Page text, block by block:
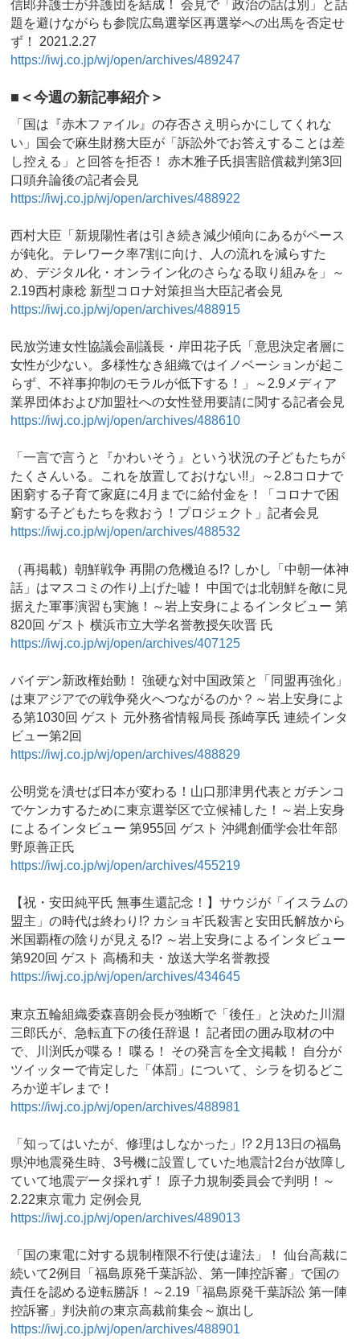
信郎弁護士が弁護団を結成！ 会見で「政治の話は別」と話
題を避けながらも参院広島選挙区再選挙への出馬を否定せ
ず！ 2021.2.27
https://iwj.co.jp/wj/open/archives/489247
■＜今週の新記事紹介＞
「国は『赤木ファイル』の存否さえ明らかにしてくれな
い」国会で麻生財務大臣が「訴訟外でお答えすることは差
し控える」と回答を拒否！ 赤木雅子氏損害賠償裁判第3回
口頭弁論後の記者会見
https://iwj.co.jp/wj/open/archives/488922
西村大臣「新規陽性者は引き続き減少傾向にあるがペース
が鈍化。テレワーク率7割に向け、人の流れを減らすた
め、デジタル化・オンライン化のさらなる取り組みを」～
2.19西村康稔 新型コロナ対策担当大臣記者会見
https://iwj.co.jp/wj/open/archives/488915
民放労連女性協議会副議長・岸田花子氏「意思決定者層に
女性が少ない。多様性なき組織ではイノベーションが起こ
らず、不祥事抑制のモラルが低下する！」～2.9メディア
業界団体および加盟社への女性登用要請に関する記者会見
https://iwj.co.jp/wj/open/archives/488610
「一言で言うと『かわいそう』という状況の子どもたちが
たくさんいる。これを放置しておけない!!」～2.8コロナで
困窮する子育て家庭に4月までに給付金を！「コロナで困
窮する子どもたちを救おう！プロジェクト」記者会見
https://iwj.co.jp/wj/open/archives/488532
（再掲載）朝鮮戦争 再開の危機迫る!? しかし「中朝一体神
話」はマスコミの作り上げた嘘！ 中国では北朝鮮を敵に見
据えた軍事演習も実施！～岩上安身によるインタビュー 第
820回 ゲスト 横浜市立大学名誉教授矢吹晋 氏
https://iwj.co.jp/wj/open/archives/407125
バイデン新政権始動！ 強硬な対中国政策と「同盟再強化」
は東アジアでの戦争発火へつながるのか？～岩上安身によ
る第1030回 ゲスト 元外務省情報局長 孫崎享氏 連続インタ
ビュー第2回
https://iwj.co.jp/wj/open/archives/488829
公明党を潰せば日本が変わる！山口那津男代表とガチンコ
でケンカするために東京選挙区で立候補した！～岩上安身
によるインタビュー 第955回 ゲスト 沖縄創価学会壮年部
野原善正氏
https://iwj.co.jp/wj/open/archives/455219
【祝・安田純平氏 無事生還記念！】サウジが「イスラムの
盟主」の時代は終わり!? カショギ氏殺害と安田氏解放から
米国覇権の陰りが見える!? ～岩上安身によるインタビュー
第920回 ゲスト 高橋和夫・放送大学名誉教授
https://iwj.co.jp/wj/open/archives/434645
東京五輪組織委森喜朗会長が独断で「後任」と決めた川淵
三郎氏が、急転直下の後任辞退！ 記者団の囲み取材の中
で、川渕氏が喋る！ 喋る！ その発言を全文掲載！ 自分が
ツイッターで肯定した「体罰」について、シラを切るどこ
ろか逆ギレまで！
https://iwj.co.jp/wj/open/archives/488981
「知ってはいたが、修理はしなかった」!? 2月13日の福島
県沖地震発生時、3号機に設置していた地震計2台が故障し
ていて地震データ採れず！ 原子力規制委員会で判明！～
2.22東京電力 定例会見
https://iwj.co.jp/wj/open/archives/489013
「国の東電に対する規制権限不行使は違法」！ 仙台高裁に
続いて2例目「福島原発千葉訴訟、第一陣控訴審」で国の
責任を認める逆転勝訴！～2.19「福島原発千葉訴訟 第一陣
控訴審」判決前の東京高裁前集会～旗出し
https://iwj.co.jp/wj/open/archives/488901